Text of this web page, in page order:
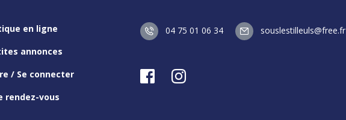
en ligne
annonces
/ Se connecter
rendez-vous
04 75 01 06 34 souslestilleuls@free.fr